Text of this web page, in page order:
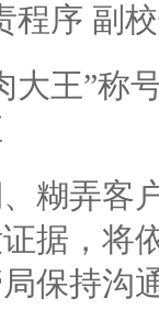
程序 副
大王”称
糊弄客
据，将
保持沟